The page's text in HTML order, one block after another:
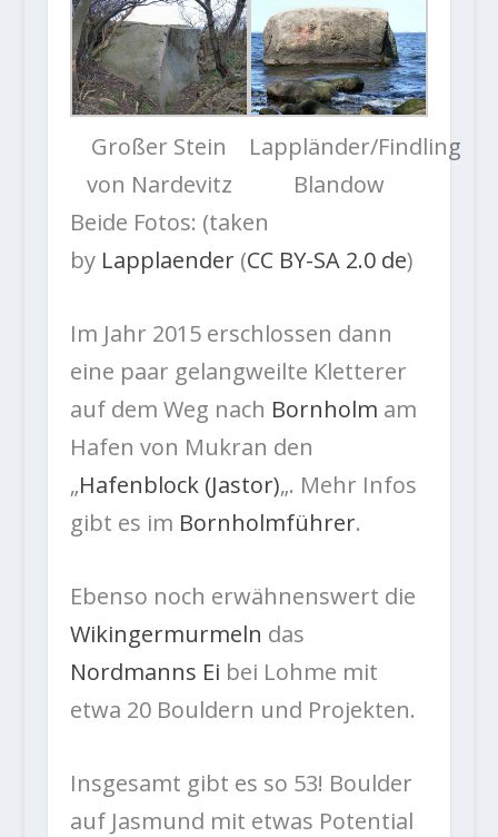
Großer Stein
von Nardevitz
Lappländer/Findling
Blandow
Beide Fotos: (taken
by Lapplaender(CC BY-SA 2.0 de)
Im Jahr 2015 erschlossen dann
eine paar gelangweilte Kletterer
auf dem Weg nach Bornholm am
Hafen von Mukran den
„Hafenblock (Jastor)„. Mehr Infos
gibt es im Bornholmführer.
Ebenso noch erwähnenswert die
Wikingermurmeln das
Nordmanns Ei bei Lohme mit
etwa 20 Bouldern und Projekten.
Insgesamt gibt es so 53! Boulder
auf Jasmund mit etwas Potential